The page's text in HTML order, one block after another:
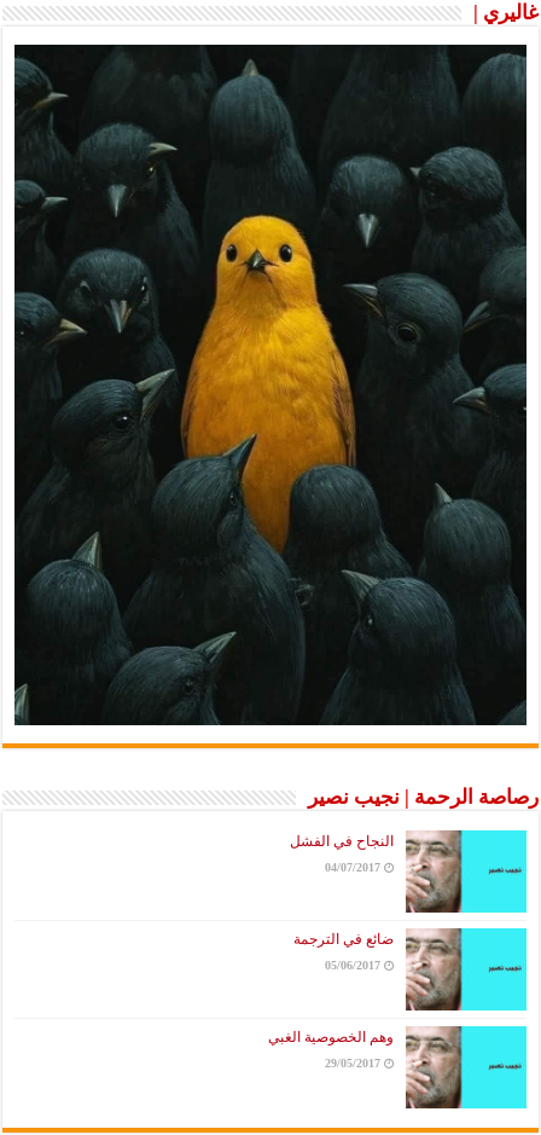
غاليري |
رصاصة الرحمة | نجيب نصير
النجاح في الفشل
04/07/2017
ضائع في الترجمة
05/06/2017
وهم الخصوصية الغبي
29/05/2017